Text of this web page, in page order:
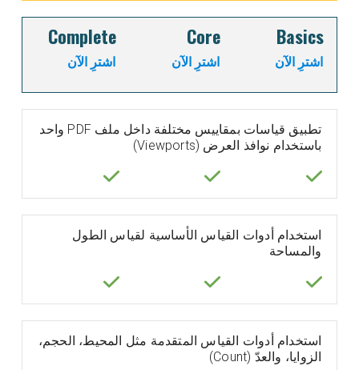
Basics
اشترِ الآن
Core
اشترِ الآن
Complete
اشترِ الآن
تطبيق قياسات بمقاييس مختلفة داخل ملف PDF واحد
باستخدام نوافذ العرض (Viewports)
استخدام أدوات القياس الأساسية لقياس الطول
والمساحة
استخدام أدوات القياس المتقدمة مثل المحيط، الحجم،
الزوايا، والعدّ (Count)